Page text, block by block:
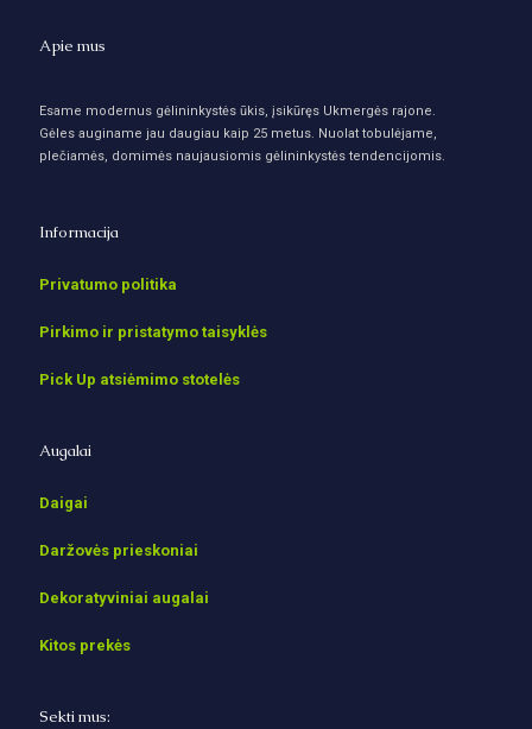
Apie mus
Esame modernus gėlininkystės ūkis, įsikūręs Ukmergės rajone.
Gėles auginame jau daugiau kaip 25 metus. Nuolat tobulėjame,
plečiamės, domimės naujausiomis gėlininkystės tendencijomis.
Informacija
Privatumo politika
Pirkimo ir pristatymo taisyklės
Pick Up atsiėmimo stotelės
Augalai
Daigai
Daržovės prieskoniai
Dekoratyviniai augalai
Kitos prekės
Sekti mus: